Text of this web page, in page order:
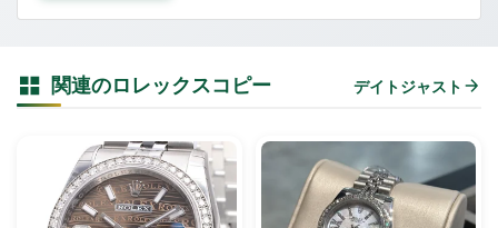
関連のロレックスコピー デイトジャスト